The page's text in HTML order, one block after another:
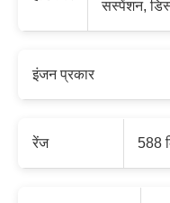
सस्पेंशन,
इंजन प्रकार
रेंज 588